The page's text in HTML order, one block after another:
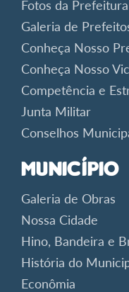
Fotos da Prefeitura
Galeria de
Conheça Nosso
Conheça Nosso
Competência e
Junta Militar
Conselhos
Município
Galeria de Obras
Nossa Cidade
Hino, Bandeira e
História do
Econômia